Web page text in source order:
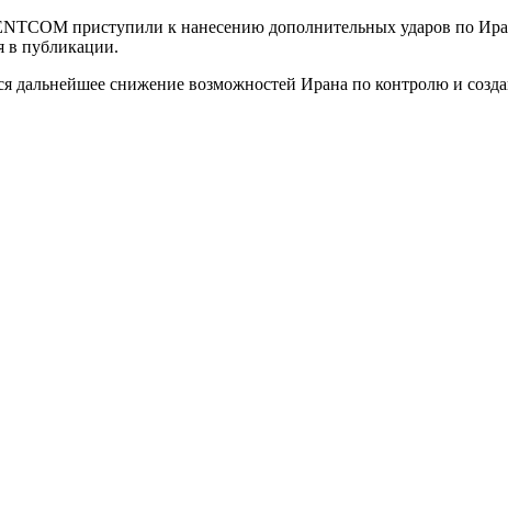
приступили к нанесению дополнительных ударов по
в публикации.
дальнейшее снижение возможностей Ирана по контролю и